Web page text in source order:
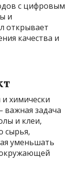
с цифровым
и
открывает
качества и
химически
задача
и клеи,
сырья,
уменьшать
окружающей